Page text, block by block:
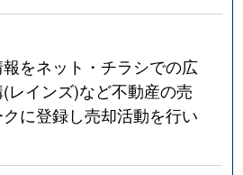
をネット・チラシでの広
レインズ)など不動産の売
に登録し売却活動を行い